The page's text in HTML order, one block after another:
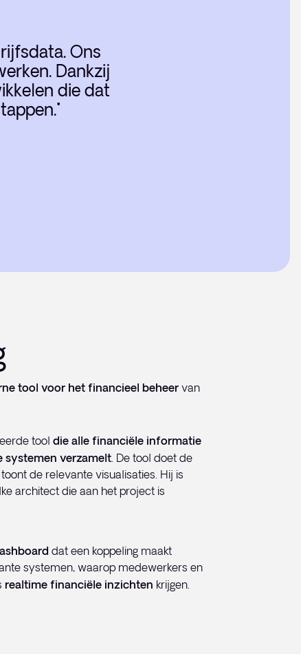
Ons
Dankzij
die dat
tool voor het financieel beheer van
tool die alle financiële informatie
systemen verzamelt. De tool doet de
de relevante visualisaties. Hij is
architect die aan het project is
dat een koppeling maakt
systemen, waarop medewerkers en
realtime financiële inzichten krijgen.